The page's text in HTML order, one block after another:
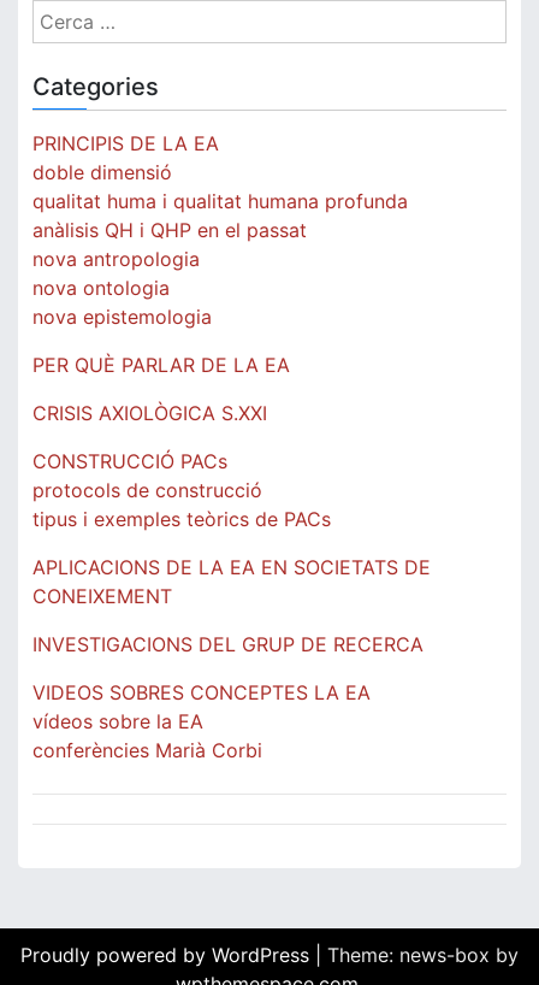
Cerca:
Categories
PRINCIPIS DE LA EA
doble dimensió
qualitat huma i qualitat humana profunda
anàlisis QH i QHP en el passat
nova antropologia
nova ontologia
nova epistemologia
PER QUÈ PARLAR DE LA EA
CRISIS AXIOLÒGICA S.XXI
CONSTRUCCIÓ PACs
protocols de construcció
tipus i exemples teòrics de PACs
APLICACIONS DE LA EA EN SOCIETATS DE
CONEIXEMENT
INVESTIGACIONS DEL GRUP DE RECERCA
VIDEOS SOBRES CONCEPTES LA EA
vídeos sobre la EA
conferències Marià Corbi
Proudly powered by WordPress
Theme: news-box by